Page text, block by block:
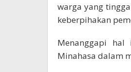
warga yang
keberpihakan
Menanggapi hal
Minahasa dalam